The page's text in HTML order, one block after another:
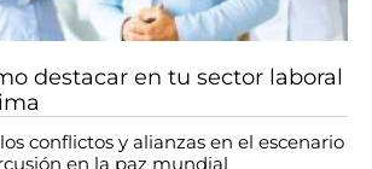
destacar en tu sector laboral
conflictos y alianzas en el escenario
en la paz mundial